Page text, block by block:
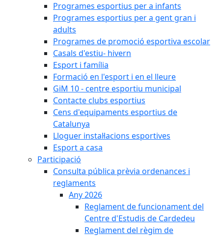
Programes esportius per a infants
Programes esportius per a gent gran i
adults
Programes de promoció esportiva escolar
Casals d'estiu- hivern
Esport i família
Formació en l'esport i en el lleure
GiM 10 - centre esportiu municipal
Contacte clubs esportius
Cens d'equipaments esportius de
Catalunya
Lloguer instal·lacions esportives
Esport a casa
Participació
Consulta pública prèvia ordenances i
reglaments
Any 2026
Reglament de funcionament del
Centre d'Estudis de Cardedeu
Reglament del règim de